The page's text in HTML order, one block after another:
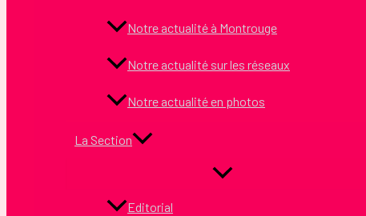
Notre actualité à Montrouge
Notre actualité sur les réseaux
Notre actualité en photos
La Section
Editorial